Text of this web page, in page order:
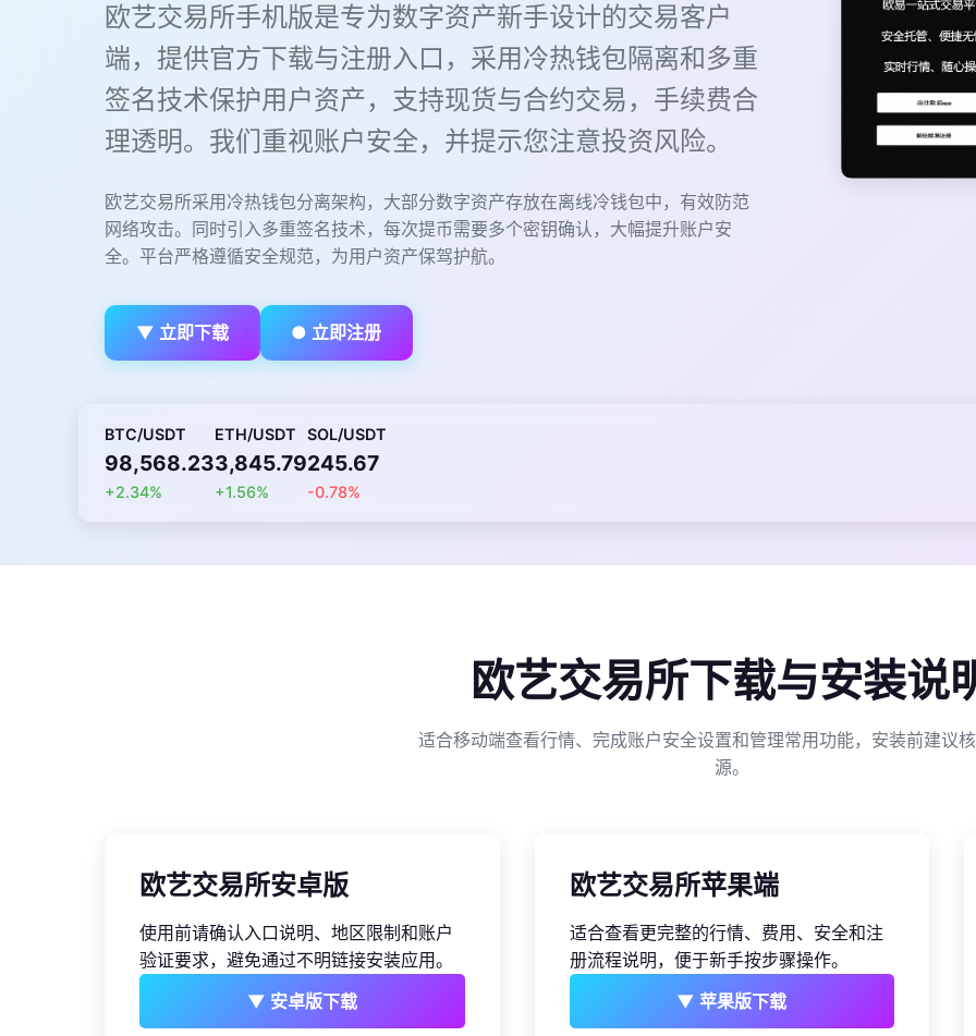
欧艺交易所手机版是专为数字资产新手设计的交易客户
端，提供官方下载与注册入口，采用冷热钱包隔离和多重
签名技术保护用户资产，支持现货与合约交易，手续费合
理透明。我们重视账户安全，并提示您注意投资风险。
欧艺交易所采用冷热钱包分离架构，大部分数字资产存放在离线冷钱包中，有效防范
网络攻击。同时引入多重签名技术，每次提币需要多个密钥确认，大幅提升账户安
全。平台严格遵循安全规范，为用户资产保驾护航。
▼ 立即下载 ● 立即注册
BTC/USDT
98,568.23
+2.34%
ETH/USDT
3,845.79
+1.56%
SOL/USDT
245.67
-0.78%
欧艺交易所下载与安装说
适合移动端查看行情、完成账户安全设置和管理常用功能，安装前建议
源。
欧艺交易所安卓版
使用前请确认入口说明、地区限制和账户
验证要求，避免通过不明链接安装应用。
▼ 安卓版下载
欧艺交易所苹果端
适合查看更完整的行情、费用、安全和注
册流程说明，便于新手按步骤操作。
▼ 苹果版下载